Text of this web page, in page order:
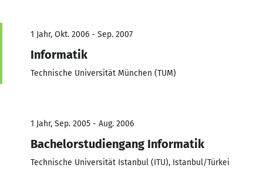
1 Jahr, Okt. 2006 - Sep. 2007
Informatik
Technische Universität München (TUM)
1 Jahr, Sep. 2005 - Aug. 2006
Bachelorstudiengang Informatik
Technische Universität Istanbul (ITU), Istanbul/Türkei